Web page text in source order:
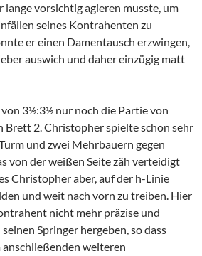
lange vorsichtig agieren musste, um
seines Kontrahenten zu
er einen Damentausch erzwingen,
auswich und daher einzügig matt
3½:3½ nur noch die Partie von
Brett 2. Christopher spielte schon sehr
und zwei Mehrbauern gegen
von der weißen Seite zäh verteidigt
Christopher aber, auf der h-Linie
und weit nach vorn zu treiben. Hier
nicht mehr präzise und
Springer hergeben, so dass
weiteren